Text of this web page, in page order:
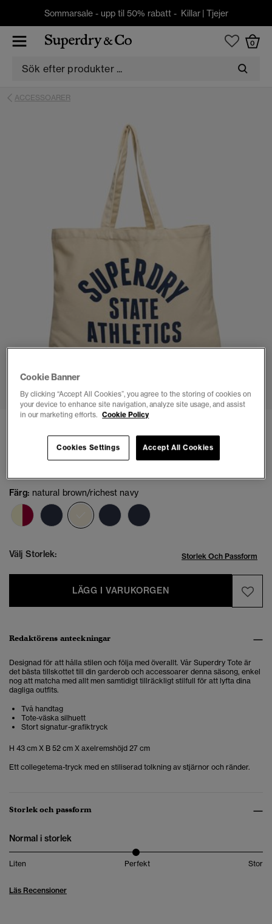
Sommarsale - upp til 50% rabatt - Killar| Tjejer
0
ACCESSOARER
Färg: natural brown/richest navy
vald
Välj Storlek: Storlek Och Passform
LÄGG I VARUKORGEN
Redaktörens anteckningar
Designad för att hålla stilen och följa med överallt. Vår Superdry Tote är
det bästa tillskottet till din garderob och accessoarer denna säsong, enkel
nog att matcha med allt men samtidigt tillräckligt stilfull för att lyfta dina
dagliga outfits.
Två handtag
Tote-väska silhuett
Stort signatur-grafiktryck
H 43 cm X B 52 cm X axelremshöjd 27 cm
Ett collegetema-tryck med en stiliserad tolkning av stjärnor och ränder.
Storlek och passform
Normal i storlek
Liten Perfekt Stor
Läs Recensioner
Cookie Banner
By clicking “Accept All Cookies”, you agree to the storing of cookies on
your device to enhance site navigation, analyze site usage, and assist
in our marketing efforts. Cookie Policy
Accept All Cookies
Cookies Settings